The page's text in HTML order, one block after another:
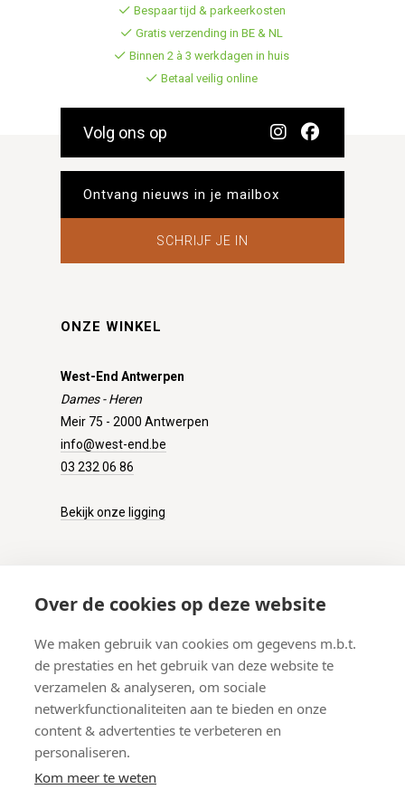
Over de cookies op deze website
We maken gebruik van cookies om gegevens m.b.t.
de prestaties en het gebruik van deze website te
verzamelen & analyseren, om sociale
netwerkfunctionaliteiten aan te bieden en onze
content & advertenties te verbeteren en
personaliseren.
Kom meer te weten
Bespaar tijd & parkeerkosten
Gratis verzending in BE & NL
Binnen 2 à 3 werkdagen in huis
Betaal veilig online
Volg ons op
SCHRIJF JE IN
ONZE WINKEL
West-End Antwerpen
Dames - Heren
Meir 75 - 2000 Antwerpen
info@west-end.be
03 232 06 86
Bekijk onze ligging
Verzenden
Retourneren
Betalen
Veelgestelde vragen